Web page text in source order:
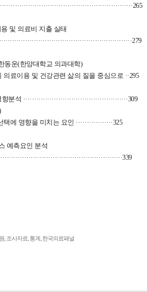
및 의료비 지출 실태
동운(한양대학교 의과대학)
료이용 및 건강관련 삶의 질을 중심으로 ··295
영향을 미치는 요인 ·················325
예측요인 분석
,조사자료,통계 ,한국의료패널